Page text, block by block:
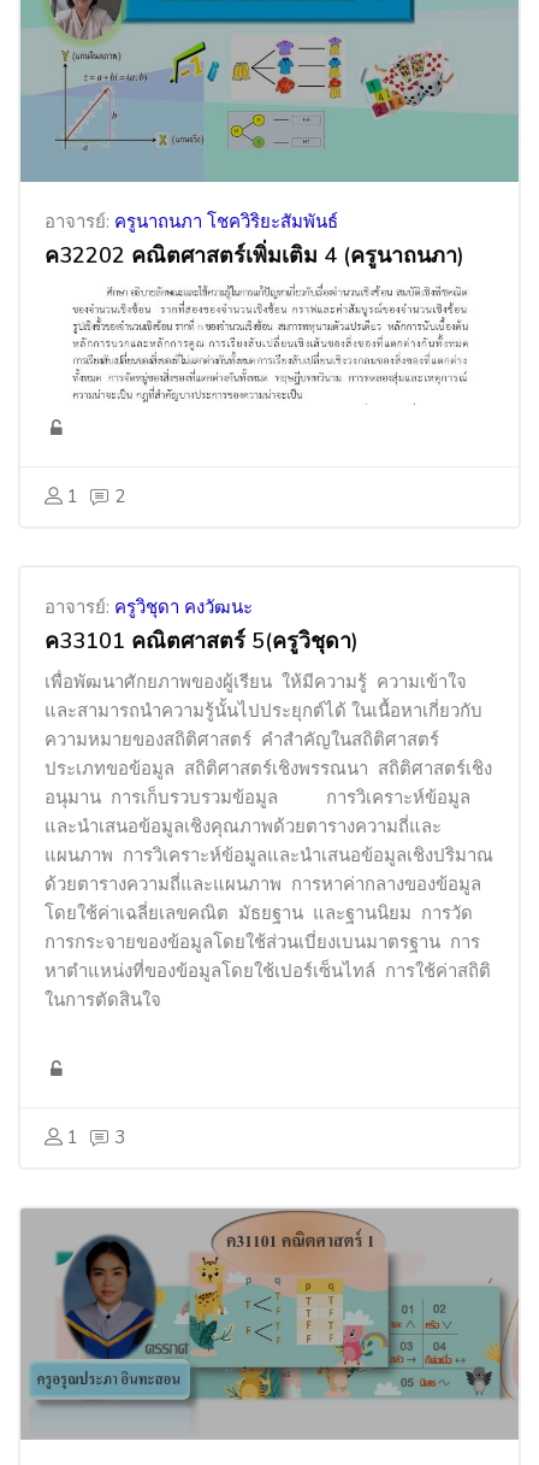
อาจารย์: ครูนาถนภา โชควิริยะสัมพันธ์
ค32202 คณิตศาสตร์เพิ่มเติม 4 (ครูนาถนภา)
1 2
อาจารย์: ครูวิชุดา คงวัฒนะ
ค33101 คณิตศาสตร์ 5(ครูวิชุดา)
เพื่อพัฒนาศักยภาพของผู้เรียน ให้มีความรู้ ความเข้าใจ
และสามารถนำความรู้นั้นไปประยุกต์ได้ ในเนื้อหาเกี่ยวกับ
ความหมายของสถิติศาสตร์ คำสำคัญในสถิติศาสตร์
ประเภทขอข้อมูล สถิติศาสตร์เชิงพรรณนา สถิติศาสตร์เชิง
อนุมาน การเก็บรวบรวมข้อมูล การวิเคราะห์ข้อมูล
และนำเสนอข้อมูลเชิงคุณภาพด้วยตารางความถี่และ
แผนภาพ การวิเคราะห์ข้อมูลและนำเสนอข้อมูลเชิงปริมาณ
ด้วยตารางความถี่และแผนภาพ การหาค่ากลางของข้อมูล
โดยใช้ค่าเฉลี่ยเลขคณิต มัธยฐาน และฐานนิยม การวัด
การกระจายของข้อมูลโดยใช้ส่วนเบี่ยงเบนมาตรฐาน การ
หาตำแหน่งที่ของข้อมูลโดยใช้เปอร์เซ็นไทล์ การใช้ค่าสถิติ
ในการตัดสินใจ
1 3